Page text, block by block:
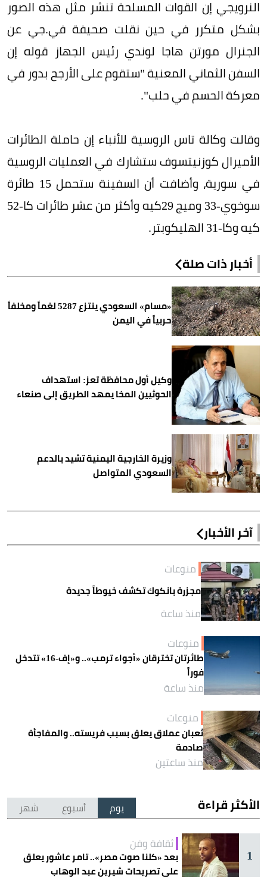
النرويجي إن القوات المسلحة تنشر مثل هذه الصور
بشكل متكرر في حين نقلت صحيفة في.جي عن
الجنرال مورتن هاجا لوندي رئيس الجهاز قوله إن
السفن الثماني المعنية "ستقوم على الأرجح بدور في
معركة الحسم في حلب".
وقالت وكالة تاس الروسية للأنباء إن حاملة الطائرات
الأميرال كوزنيتسوف ستشارك في العمليات الروسية
في سورية، وأضافت أن السفينة ستحمل 15 طائرة
سوخوي-33 وميج 29كيه وأكثر من عشر طائرات كا-52
كيه وكا-31 الهليكوبتر.
أخبار ذات صلة
«مسام» السعودي ينتزع 5287 لغماً ومخلفاً
حربياً في اليمن
وكيل أول محافظة تعز: استهداف
الحوثيين المخا يمهد الطريق إلى صنعاء
وزيرة الخارجية اليمنية تشيد بالدعم
السعودي المتواصل
آخر الأخبار
منوعات
مجزرة بانكوك تكشف خيوطاً جديدة
منذ ساعة
منوعات
طائرتان تخترقان «أجواء ترمب».. و«إف-16» تتدخل
فوراً
منذ ساعة
منوعات
ثعبان عملاق يعلق بسبب فريسته.. والمفاجأة
صادمة
منذ ساعتين
الأكثر قراءة يوم أسبوع شهر
1
ثقافة وفن
بعد «كلنا صوت مصر».. تامر عاشور يعلق
على تصريحات شيرين عبد الوهاب